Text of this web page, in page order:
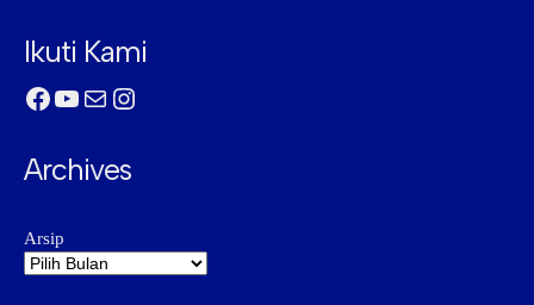
Ikuti Kami
Facebook
YouTube
MailInstagram
Archives
Arsip